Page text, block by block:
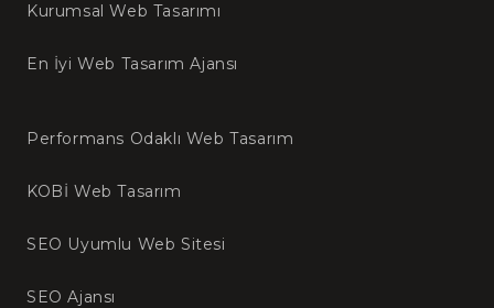
Kurumsal Web Tasarımı
En İyi Web Tasarım Ajansı
Performans Odaklı Web Tasarım
KOBİ Web Tasarım
SEO Uyumlu Web Sitesi
SEO Ajansı